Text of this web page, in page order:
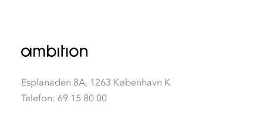
Esplanaden 8A, 1263 København K
Telefon: 69 15 80 00